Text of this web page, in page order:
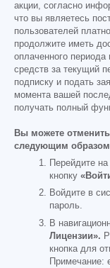
акции, согласно
что вы являетесь
пользователей
продолжите иметь
оплаченного
средств за текущий
подписку и подать
момента вашей
получать полный
Вы можете
следующим
Перейдите на
кнопку
Войдите в
пароль.
В
Лицензии».
кнопка для
Примечание: